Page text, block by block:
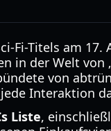
Fi-Titels am
der Welt
von
Interaktion
Liste,